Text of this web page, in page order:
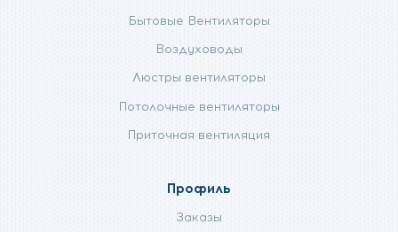
Бытовые Вентиляторы
Воздуховоды
Люстры вентиляторы
Потолочные вентиляторы
Приточная вентиляция
Профиль
Заказы